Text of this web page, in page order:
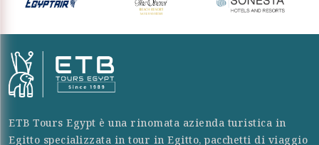
ETB Tours Egypt è una rinomata azienda turistica in
Egitto specializzata in tour in Egitto, pacchetti di viaggio